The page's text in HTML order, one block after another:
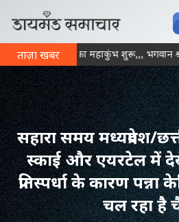
ताज़ा खबर
आज से भक्ति का महाकुंभ शुरू,,, भगवान श्री
सहारा समय मध्यप्रदेश/
स्काई और एयरटेल में
प्रतिस्पर्धा के कारण
चल रहा है